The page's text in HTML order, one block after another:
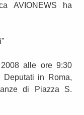
AVIONEWS ha
alle ore 9:30
Deputati in Roma,
di Piazza S.